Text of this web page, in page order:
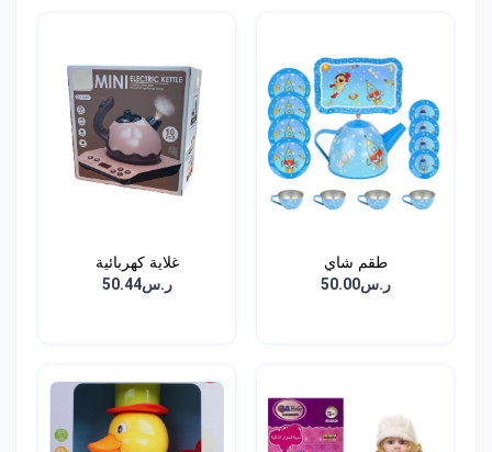
طقم شاي
ر.س50.00
غلاية كهربائية
ر.س50.44